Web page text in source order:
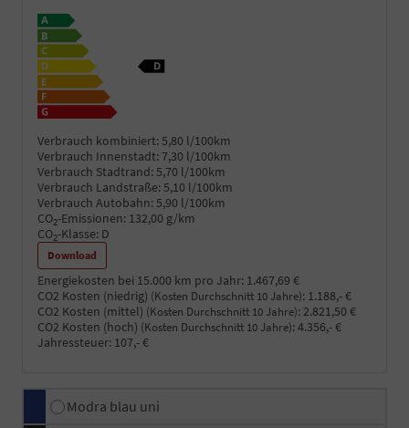
Verbrauch kombiniert: 5,80 l/100km
Verbrauch Innenstadt: 7,30 l/100km
Verbrauch Stadtrand: 5,70 l/100km
Verbrauch Landstraße: 5,10 l/100km
Verbrauch Autobahn: 5,90 l/100km
CO2-Emissionen: 132,00 g/km
CO2-Klasse: D
Download
Energiekosten bei 15.000 km pro Jahr: 1.467,69 €
CO2 Kosten (niedrig) (Kosten Durchschnitt 10 Jahre): 1.188,- €
CO2 Kosten (mittel) (Kosten Durchschnitt 10 Jahre): 2.821,50 €
CO2 Kosten (hoch) (Kosten Durchschnitt 10 Jahre): 4.356,- €
Jahressteuer: 107,- €
Modra blau uni